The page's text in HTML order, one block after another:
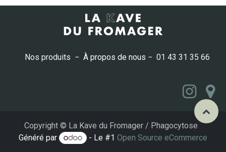
Nos produits − À propos de nous − 01 43 31 35 66
Copyright © La Kave du Fromager / Phagocytose
Généré par
- Le #1 Open Source eCommerce